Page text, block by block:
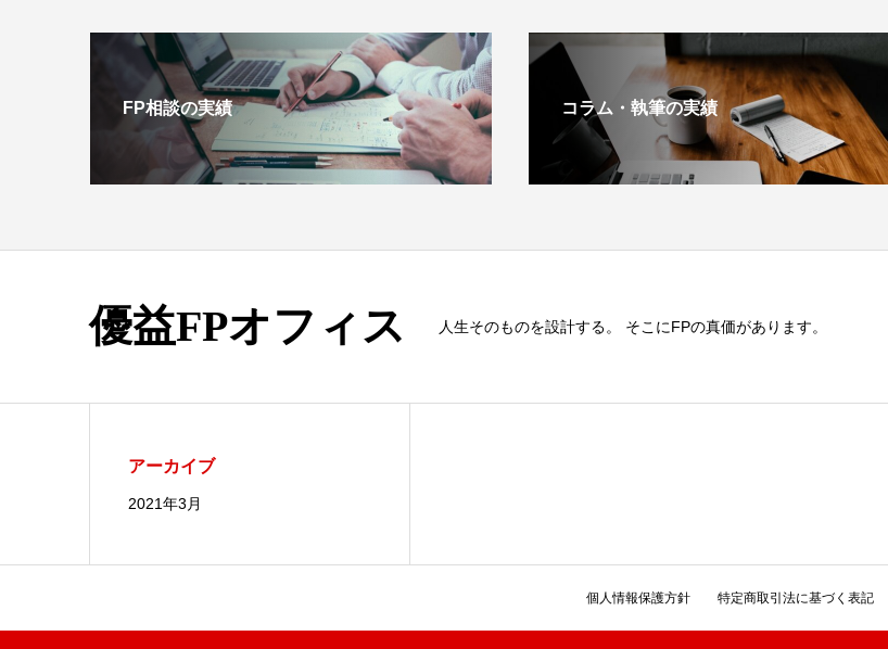
FP相談の実績 コラム・執筆の実績
優益FPオフィス 人生そのものを設計する。 そこにFPの真価があります。
アーカイブ
2021年3月
個人情報保護方針 特定商取引法に基づく表記